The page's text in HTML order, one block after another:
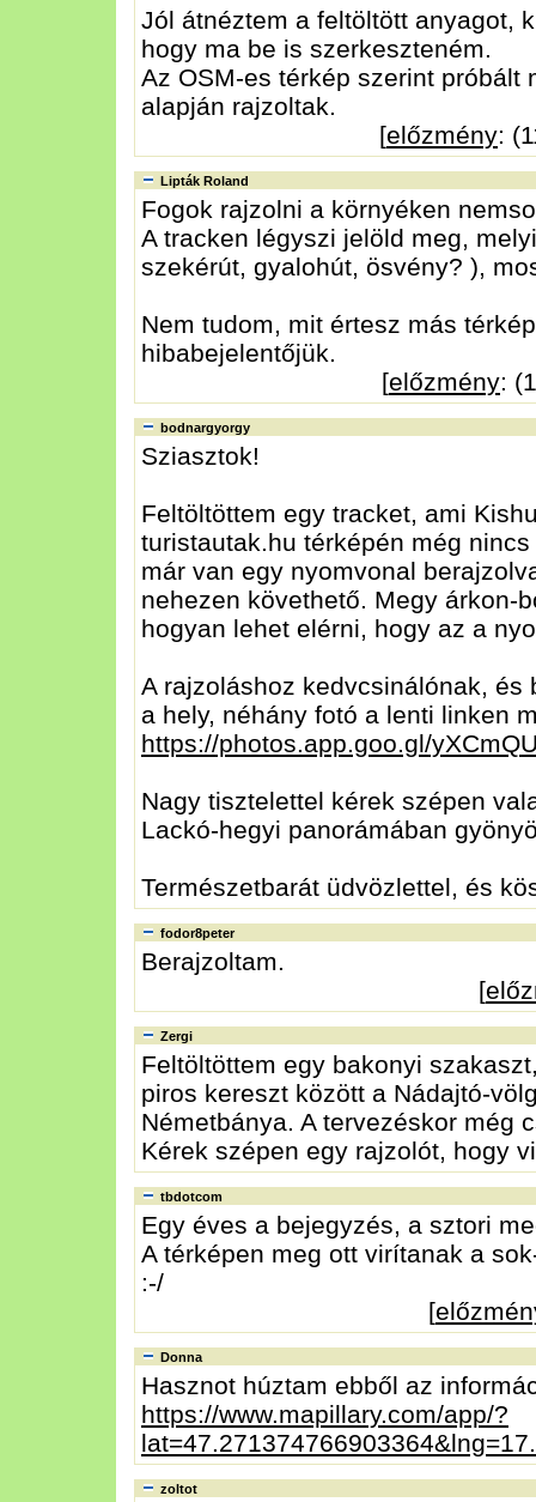
Jól átnéztem a feltöltött anyagot,
hogy ma be is szerkeszteném.
Az OSM-es térkép szerint próbált
alapján rajzoltak.
[előzmény:
Lipták Roland
Fogok rajzolni a környéken
A tracken légyszi jelöld meg,
szekérút, gyalohút, ösvény? ),
Nem tudom, mit értesz más
hibabejelentőjük.
[előzmény:
bodnargyorgy
Sziasztok!
Feltöltöttem egy tracket, ami
turistautak.hu térképén még
már van egy nyomvonal
nehezen követhető. Megy árkon-
hogyan lehet elérni, hogy az a
A rajzoláshoz kedvcsinálónak,
a hely, néhány fotó a lenti linken
https://photos.app.goo.gl/
Nagy tisztelettel kérek szépen
Lackó-hegyi panorámában
Természetbarát üdvözlettel, és
fodor8peter
Berajzoltam.
[
Zergi
Feltöltöttem egy bakonyi
piros kereszt között a Nádajtó-
Németbánya. A tervezéskor még
Kérek szépen egy rajzolót, hogy
tbdotcom
Egy éves a bejegyzés, a sztori
A térképen meg ott virítanak a
:-/
[
Donna
Hasznot húztam ebből az
https://www.mapillary.com/app/?
zoltot